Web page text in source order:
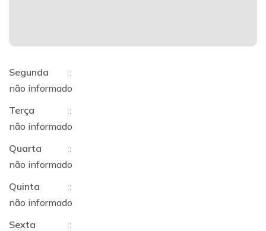
Segunda
:
não informado
Terça
:
não informado
Quarta
:
não informado
Quinta
:
não informado
Sexta
: